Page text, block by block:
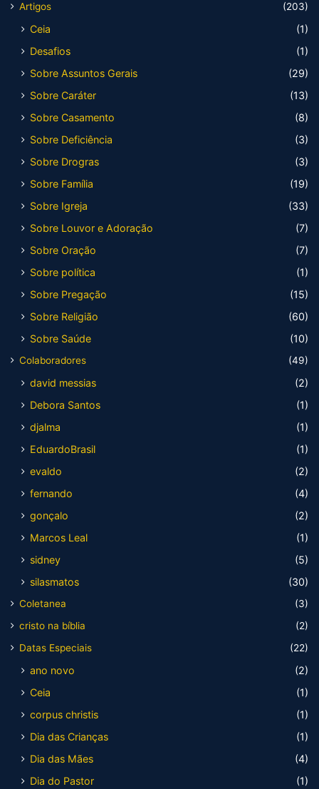
Artigos (203)
Ceia
(1)
Desafios
(1)
Sobre Assuntos Gerais
(29)
Sobre Caráter
(13)
Sobre Casamento
(8)
Sobre Deficiência
(3)
Sobre Drogras
(3)
Sobre Família
(19)
Sobre Igreja
(33)
Sobre Louvor e Adoração
(7)
Sobre Oração
(7)
Sobre política
(1)
Sobre Pregação
(15)
Sobre Religião
(60)
Sobre Saúde
(10)
Colaboradores (49)
david messias
(2)
Debora Santos
(1)
djalma
(1)
EduardoBrasil
(1)
evaldo
(2)
fernando
(4)
gonçalo
(2)
Marcos Leal
(1)
sidney
(5)
silasmatos
(30)
Coletanea
(3)
cristo na bíblia
(2)
Datas Especiais
(22)
ano novo
(2)
Ceia
(1)
corpus christis
(1)
Dia das Crianças
(1)
Dia das Mães
(4)
Dia do Pastor
(1)